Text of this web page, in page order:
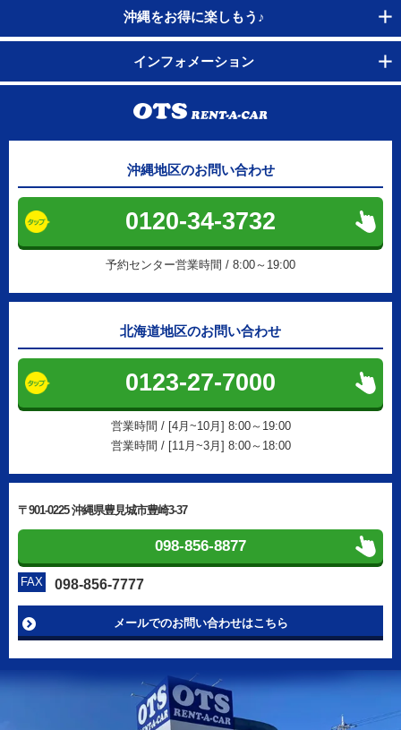
沖縄をお得に楽しもう♪
インフォメーション
沖縄地区のお問い合わせ
0120-34-3732
予約センター営業時間 / 8:00～19:00
北海道地区のお問い合わせ
0123-27-7000
営業時間 / [4月~10月] 8:00～19:00
営業時間 / [11月~3月] 8:00～18:00
〒901-0225 沖縄県豊見城市豊崎3-37
098-856-8877
FAX 098-856-7777
メールでのお問い合わせはこちら